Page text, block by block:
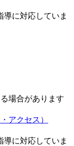
導に対応していま
場合があります
・アクセス）
導に対応していま